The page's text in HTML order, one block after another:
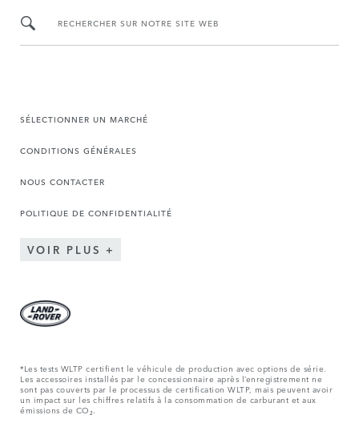
RECHERCHER SUR NOTRE SITE WEB
SÉLECTIONNER UN MARCHÉ
CONDITIONS GÉNÉRALES
NOUS CONTACTER
POLITIQUE DE CONFIDENTIALITÉ
VOIR PLUS
*Les tests WLTP certifient le véhicule de production avec options de série.
Les accessoires installés par le concessionnaire après l’enregistrement ne
sont pas couverts par le processus de certification WLTP, mais peuvent avoir
un impact sur les chiffres relatifs à la consommation de carburant et aux
émissions de CO₂.